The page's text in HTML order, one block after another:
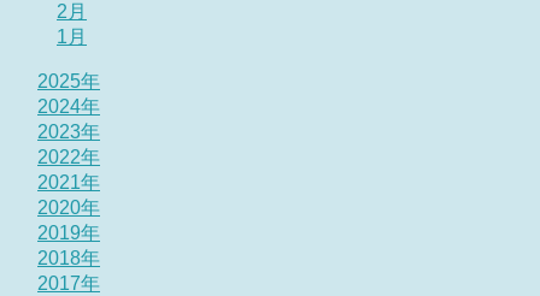
2月
1月
2025年
2024年
2023年
2022年
2021年
2020年
2019年
2018年
2017年